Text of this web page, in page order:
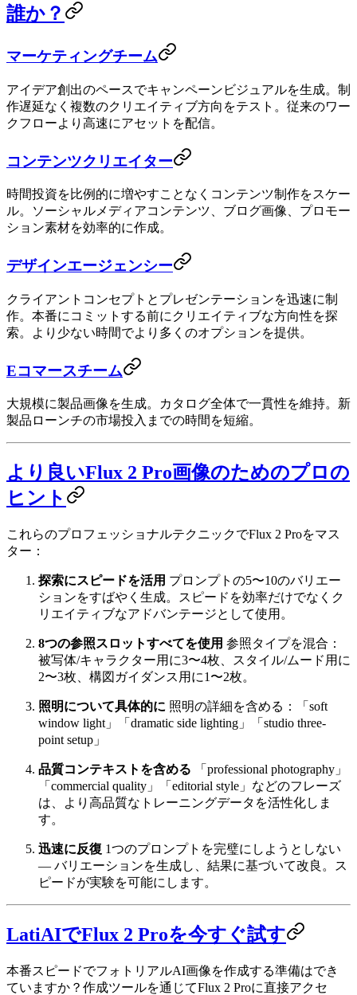
誰か？
マーケティングチーム
アイデア創出のペースでキャンペーンビジュアルを生成。制
作遅延なく複数のクリエイティブ方向をテスト。従来のワー
クフローより高速にアセットを配信。
コンテンツクリエイター
時間投資を比例的に増やすことなくコンテンツ制作をスケー
ル。ソーシャルメディアコンテンツ、ブログ画像、プロモー
ション素材を効率的に作成。
デザインエージェンシー
クライアントコンセプトとプレゼンテーションを迅速に制
作。本番にコミットする前にクリエイティブな方向性を探
索。より少ない時間でより多くのオプションを提供。
Eコマースチーム
大規模に製品画像を生成。カタログ全体で一貫性を維持。新
製品ローンチの市場投入までの時間を短縮。
より良いFlux 2 Pro画像のためのプロの
ヒント
これらのプロフェッショナルテクニックでFlux 2 Proをマス
ター：
探索にスピードを活用 プロンプトの5〜10のバリエー
ションをすばやく生成。スピードを効率だけでなくク
リエイティブなアドバンテージとして使用。
8つの参照スロットすべてを使用 参照タイプを混合：
被写体/キャラクター用に3〜4枚、スタイル/ムード用に
2〜3枚、構図ガイダンス用に1〜2枚。
照明について具体的に 照明の詳細を含める：「soft
window light」「dramatic side lighting」「studio three-
point setup」
品質コンテキストを含める 「professional photography」
「commercial quality」「editorial style」などのフレーズ
は、より高品質なトレーニングデータを活性化しま
す。
迅速に反復 1つのプロンプトを完璧にしようとしない
— バリエーションを生成し、結果に基づいて改良。ス
ピードが実験を可能にします。
LatiAIでFlux 2 Proを今すぐ試す
本番スピードでフォトリアルAI画像を作成する準備はでき
ていますか？作成ツールを通じてFlux 2 Proに直接アクセ